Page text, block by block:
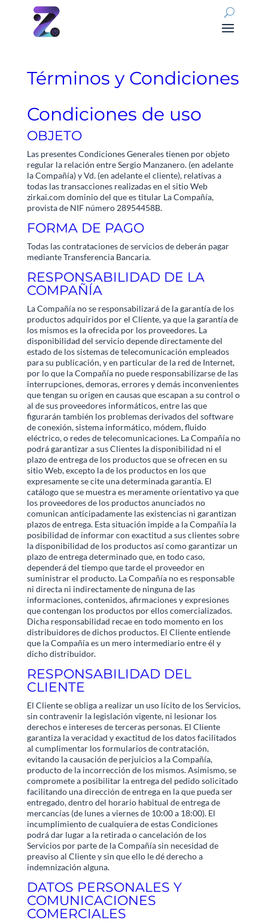
Términos y Condiciones
Condiciones de uso
OBJETO
Las presentes Condiciones Generales tienen por objeto
regular la relación entre Sergio Manzanero. (en adelante
la Compañía) y Vd. (en adelante el cliente), relativas a
todas las transacciones realizadas en el sitio Web
zirkai.com dominio del que es titular La Compañía,
provista de NIF número 28954458B.
FORMA DE PAGO
Todas las contrataciones de servicios de deberán pagar
mediante Transferencia Bancaria.
RESPONSABILIDAD DE LA
COMPAÑÍA
La Compañía no se responsabilizará de la garantía de los
productos adquiridos por el Cliente, ya que la garantía de
los mismos es la ofrecida por los proveedores. La
disponibilidad del servicio depende directamente del
estado de los sistemas de telecomunicación empleados
para su publicación, y en particular de la red de Internet,
por lo que la Compañía no puede responsabilizarse de las
interrupciones, demoras, errores y demás inconvenientes
que tengan su origen en causas que escapan a su control o
al de sus proveedores informáticos, entre las que
figurarán también los problemas derivados del software
de conexión, sistema informático, módem, fluido
eléctrico, o redes de telecomunicaciones. La Compañía no
podrá garantizar a sus Clientes la disponibilidad ni el
plazo de entrega de los productos que se ofrecen en su
sitio Web, excepto la de los productos en los que
expresamente se cite una determinada garantía. El
catálogo que se muestra es meramente orientativo ya que
los proveedores de los productos anunciados no
comunican anticipadamente las existencias ni garantizan
plazos de entrega. Esta situación impide a la Compañía la
posibilidad de informar con exactitud a sus clientes sobre
la disponibilidad de los productos así como garantizar un
plazo de entrega determinado que, en todo caso,
dependerá del tiempo que tarde el proveedor en
suministrar el producto. La Compañía no es responsable
ni directa ni indirectamente de ninguna de las
informaciones, contenidos, afirmaciones y expresiones
que contengan los productos por ellos comercializados.
Dicha responsabilidad recae en todo momento en los
distribuidores de dichos productos. El Cliente entiende
que la Compañía es un mero intermediario entre él y
dicho distribuidor.
RESPONSABILIDAD DEL
CLIENTE
El Cliente se obliga a realizar un uso lícito de los Servicios,
sin contravenir la legislación vigente, ni lesionar los
derechos e intereses de terceras personas. El Cliente
garantiza la veracidad y exactitud de los datos facilitados
al cumplimentar los formularios de contratación,
evitando la causación de perjuicios a la Compañía,
producto de la incorrección de los mismos. Asimismo, se
compromete a posibilitar la entrega del pedido solicitado
facilitando una dirección de entrega en la que pueda ser
entregado, dentro del horario habitual de entrega de
mercancías (de lunes a viernes de 10:00 a 18:00). El
incumplimiento de cualquiera de estas Condiciones
podrá dar lugar a la retirada o cancelación de los
Servicios por parte de la Compañía sin necesidad de
preaviso al Cliente y sin que ello le dé derecho a
indemnización alguna.
DATOS PERSONALES Y
COMUNICACIONES
COMERCIALES